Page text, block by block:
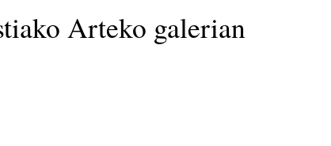
Arteko galerian